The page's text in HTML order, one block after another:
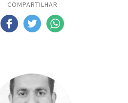
COMPARTILHAR